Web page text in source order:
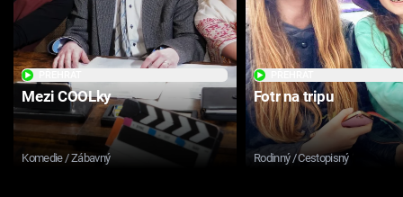
Mezi COOLky
Komedie / Zábavný
Fotr na tripu
Rodinný / Cestopisný